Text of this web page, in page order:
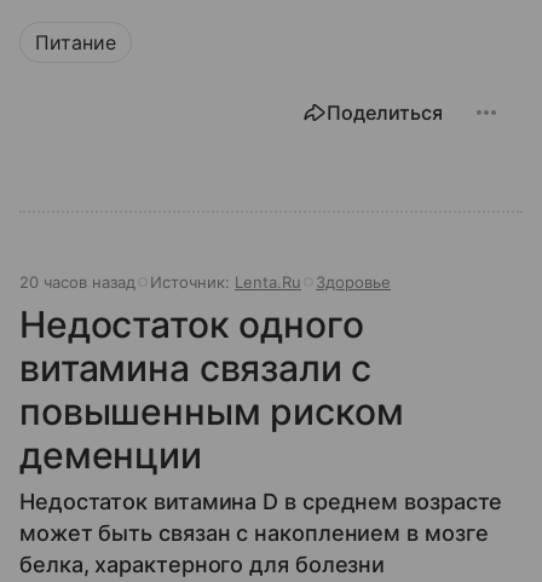
Питание
Поделиться
20 часов назад Источник: Lenta.Ru Здоровье
Недостаток одного
витамина связали с
повышенным риском
деменции
Недостаток витамина D в среднем возрасте
может быть связан с накоплением в мозге
белка, характерного для болезни